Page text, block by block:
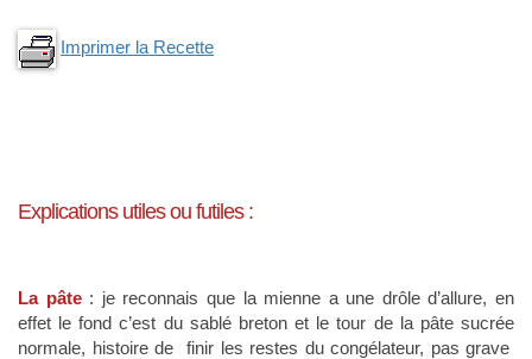
Imprimer la Recette
Explications utiles ou futiles :
La pâte: je reconnais que la mienne a une drôle d’allure, en
effet le fond c’est du sablé breton et le tour de la pâte sucrée
normale, histoire de finir les restes du congélateur, pas grave